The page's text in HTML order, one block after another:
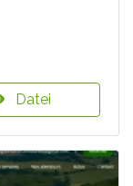
Datei